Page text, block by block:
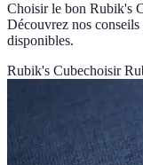
Choisir le bon Rubik's
Découvrez nos
disponibles.
Rubik's Cubechoisir